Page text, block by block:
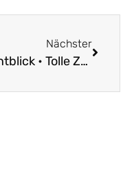
Nächster
Lichtblick • Tolle Zeit